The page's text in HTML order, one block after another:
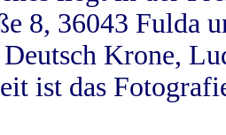
8, 36043 Fulda
Krone,
ist das